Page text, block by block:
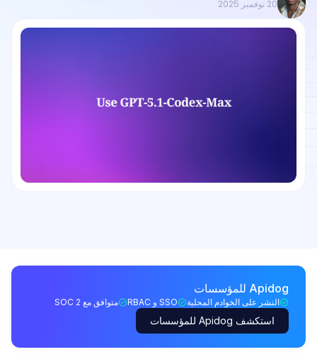
20 نوفمبر 2025
Apidog للمؤسسات
النشر على الخوادم المحلية SSO و RBAC متوافق مع SOC 2
استكشف Apidog للمؤسسات